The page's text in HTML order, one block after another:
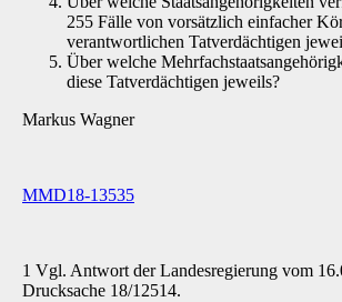
255 Fälle von vorsätzlich einfacher
verantwortlichen Tatverdächtigen
Über welche
diese Tatverdächtigen jeweils?
Markus Wagner
MMD18-13535
1 Vgl. Antwort der Landesregierung vom
Drucksache 18/12514.